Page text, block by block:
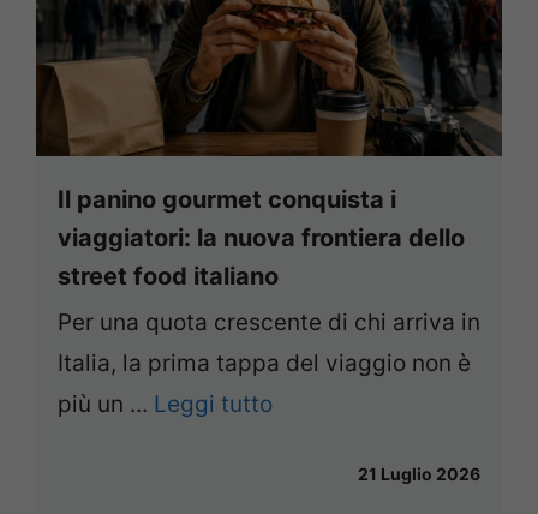
Il panino gourmet conquista i
viaggiatori: la nuova frontiera dello
street food italiano
Per una quota crescente di chi arriva in
Italia, la prima tappa del viaggio non è
più un ... Leggi tutto
21 Luglio 2026